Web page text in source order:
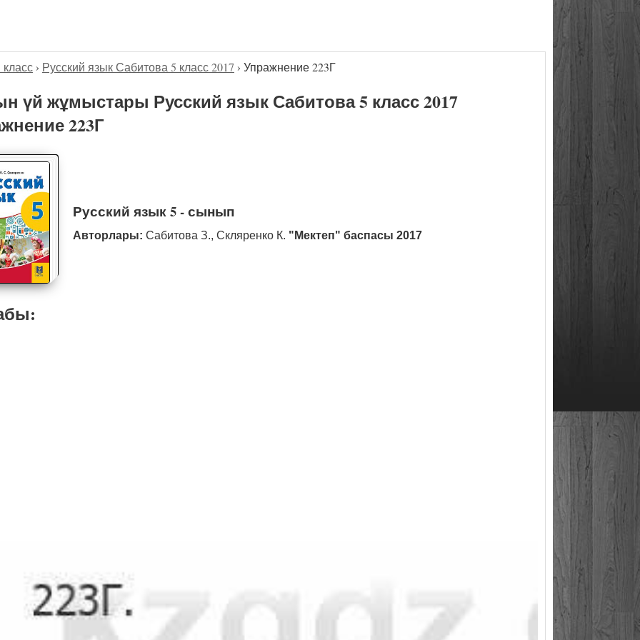
класс › Русский язык Сабитова 5 класс 2017 › Упражнение 223Г
үй жұмыстары Русский язык Сабитова 5 класс 2017
223Г
Русский язык 5 - сынып
Авторлары: Сабитова З., Скляренко К. "Мектеп" баспасы 2017